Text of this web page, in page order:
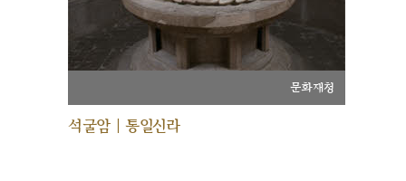
문화재청
석굴암 | 통일신라